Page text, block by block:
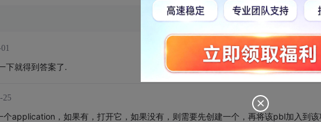
下就得到答案了.
25
application，如果有，打开它，如果没有，则需要先创建一个，再将该pbl加入到该